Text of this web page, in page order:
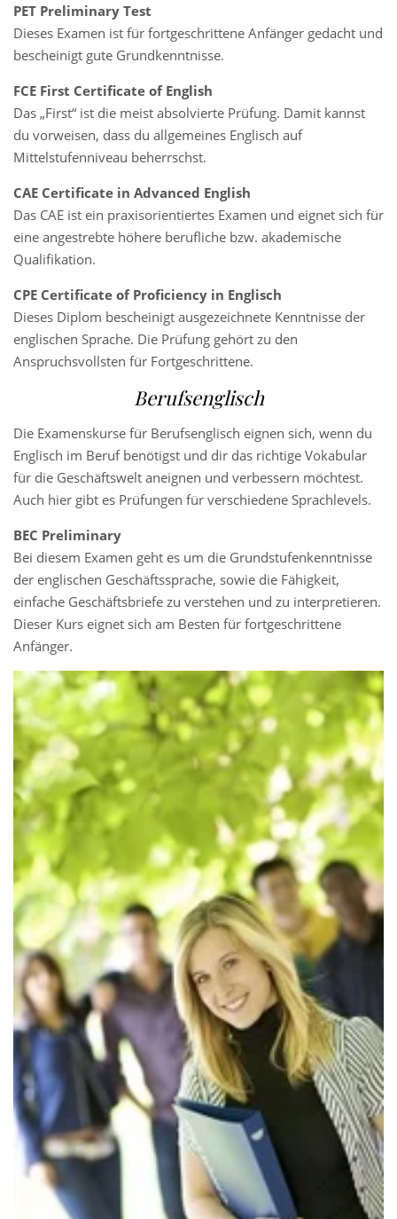
PET Preliminary Test
Dieses Examen ist für fortgeschrittene Anfänger gedacht und
bescheinigt gute Grundkenntnisse.
FCE First Certificate of English
Das „First“ ist die meist absolvierte Prüfung. Damit kannst
du vorweisen, dass du allgemeines Englisch auf
Mittelstufenniveau beherrschst.
CAE Certificate in Advanced English
Das CAE ist ein praxisorientiertes Examen und eignet sich für
eine angestrebte höhere berufliche bzw. akademische
Qualifikation.
CPE Certificate of Proficiency in Englisch
Dieses Diplom bescheinigt ausgezeichnete Kenntnisse der
englischen Sprache. Die Prüfung gehört zu den
Anspruchsvollsten für Fortgeschrittene.
Berufsenglisch
Die Examenskurse für Berufsenglisch eignen sich, wenn du
Englisch im Beruf benötigst und dir das richtige Vokabular
für die Geschäftswelt aneignen und verbessern möchtest.
Auch hier gibt es Prüfungen für verschiedene Sprachlevels.
BEC Preliminary
Bei diesem Examen geht es um die Grundstufenkenntnisse
der englischen Geschäftssprache, sowie die Fähigkeit,
einfache Geschäftsbriefe zu verstehen und zu interpretieren.
Dieser Kurs eignet sich am Besten für fortgeschrittene
Anfänger.